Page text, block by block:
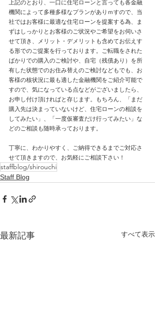
上記のとおり、一口に住宅ローンと言っても各金融
機関によって多種多様なプランがありｍすので、当
社ではお客様に最適な住宅ローンを提案する為、ま
ずはしっかりとお客様のご状況やご希望をお伺いさ
せて頂き、メリット・デメリットも含めてお伝えす
る形でのご提案を行っております。ご転職をされた
ばかりでの購入のご検討や、自宅（残債あり）を所
有した状態でのお住み替えのご検討などもでも、お
客様の核状況に最も適した金融機関をご紹介可能で
すので、気になっている点などがございましたら、
お申し付け頂ければと存じます。もちろん、「まだ
購入先は決まっていないけど、住宅ローンの相談を
してみたい」、「一度仮審査だけ行ってみたい」な
どのご相談も随時承っております。
丁寧に、わかりやすく、ご納得できるまでご対応さ
せて頂きますので、お気軽にご相談下さい！
staffblog/shirouchi
Staff Blog
最新記事 すべて表示